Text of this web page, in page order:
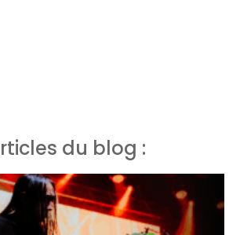
du blog :